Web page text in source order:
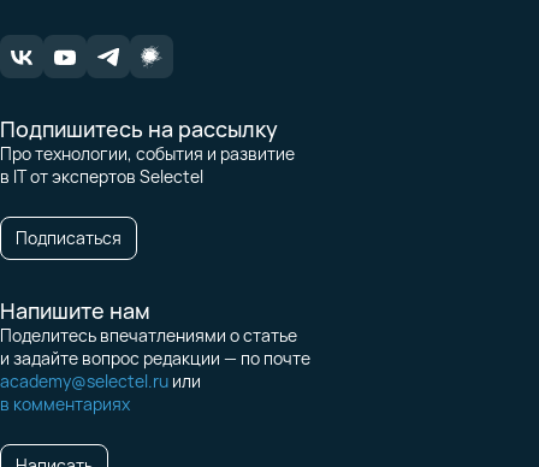
Подпишитесь на рассылку
Про технологии, события и развитие
в IT от экспертов Selectel
Подписаться
Напишите нам
Поделитесь впечатлениями о статье
и задайте вопрос редакции — по почте
academy@selectel.ru или
в комментариях